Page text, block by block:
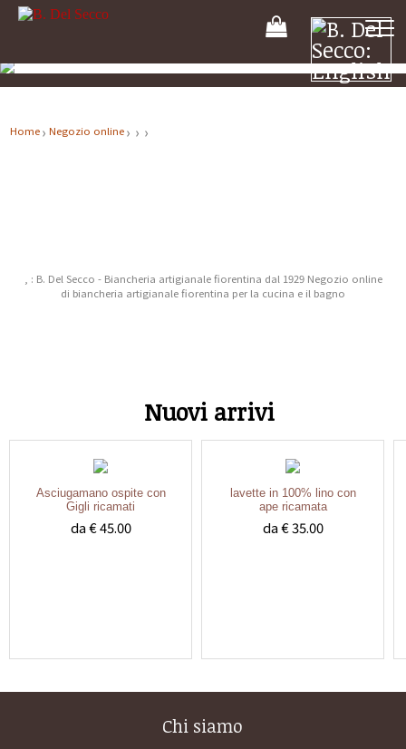
Il
tuo
carrello
Home Negozio online
, : B. Del Secco - Biancheria artigianale fiorentina dal 1929 Negozio online
di biancheria artigianale fiorentina per la cucina e il bagno
Nuovi arrivi
Asciugamano ospite con
Gigli ricamati
da € 45.00
lavette in 100% lino con
ape ricamata
da € 35.00
Chi siamo